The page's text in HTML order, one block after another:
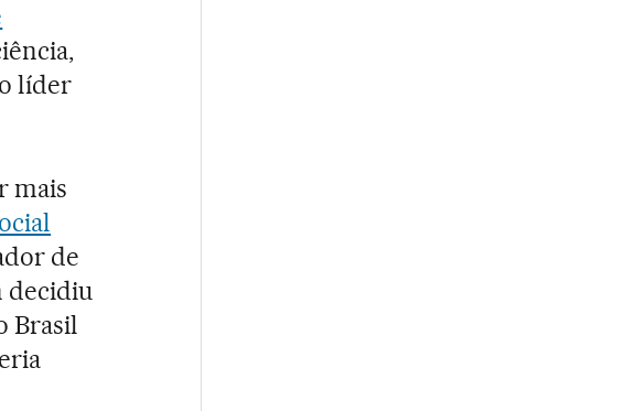
líder
mais
de
decidiu
Brasil